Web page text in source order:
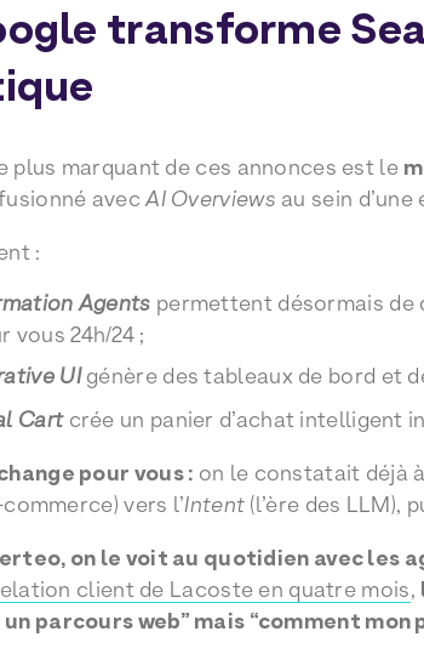
transforme
plus marquant de ces annonces est le
avecAI Overviews au sein
:
Agents permettent désormais de
vous 24h/24 ;
UIgénère des tableaux de bord et
Cartcrée un panier d’achat intelligent
pour vous : on le constatait déjà à
commerce) vers l’Intent (l’ère des LLM),
on le voit au quotidien avec les
client de Lacoste en quatre mois,
parcours web” mais “comment